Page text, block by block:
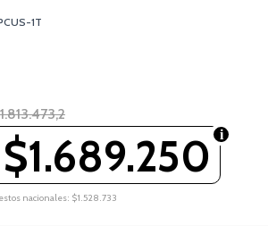
1T
$1.689.250
nacionales: $1.528.733